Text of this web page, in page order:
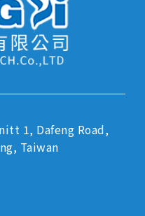
1, Dafeng Road,
Taiwan